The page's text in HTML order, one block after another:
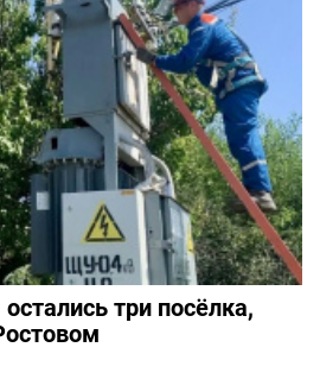
три посёлка,